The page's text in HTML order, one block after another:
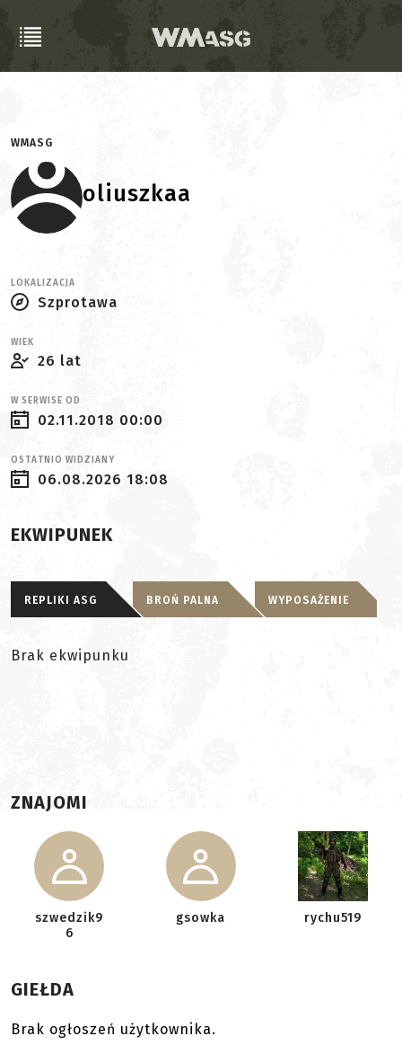
WMASG
oliuszkaa
LOKALIZACJA
Szprotawa
WIEK
26 lat
W SERWISE OD
02.11.2018 00:00
OSTATNIO WIDZIANY
06.08.2026 18:08
EKWIPUNEK
REPLIKI ASG BROŃ PALNA WYPOSAŻENIE
Brak ekwipunku
ZNAJOMI
szwedzik9
6
gsowka rychu519
GIEŁDA
Brak ogłoszeń użytkownika.